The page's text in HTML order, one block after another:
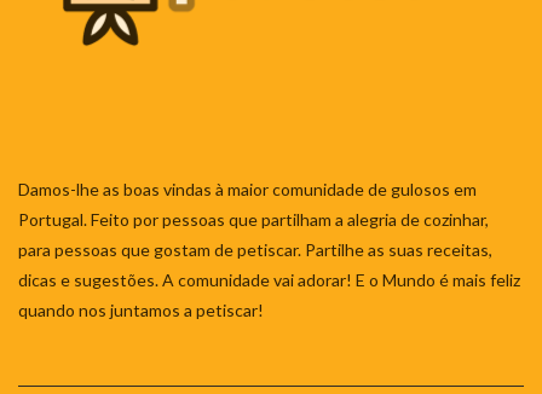
Damos-lhe as boas vindas à maior comunidade de gulosos em
Portugal. Feito por pessoas que partilham a alegria de cozinhar,
para pessoas que gostam de petiscar. Partilhe as suas receitas,
dicas e sugestões. A comunidade vai adorar! E o Mundo é mais feliz
quando nos juntamos a petiscar!